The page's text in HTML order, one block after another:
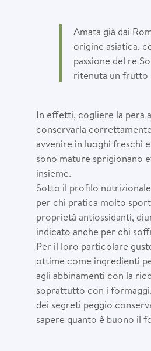
Amata già dai
origine asiatica,
passione del re
ritenuta un frutto
In effetti, cogliere la pera
conservarla
avvenire in luoghi freschi
sono mature sprigionano
insieme.
Sotto il profilo
per chi pratica molto
proprietà antiossidanti,
indicato anche per chi
Per il loro particolare
ottime come ingredienti
agli abbinamenti con la
soprattutto con i
dei segreti peggio
sapere quanto è buono il